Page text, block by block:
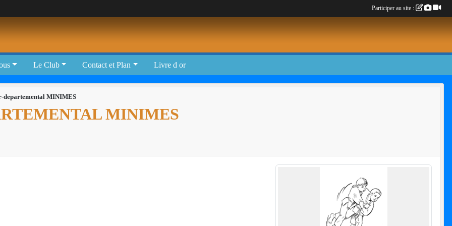
Le Club Contact et Plan Livre d or
departemental MINIMES
MINIMES
Participer au site :